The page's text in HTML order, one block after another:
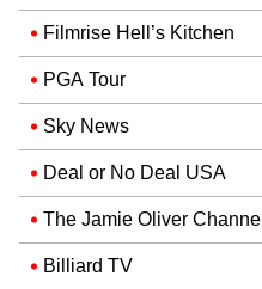
Filmrise Hell’s Kitchen
PGA Tour
Sky News
Deal or No Deal USA
The Jamie Oliver Channel
Billiard TV